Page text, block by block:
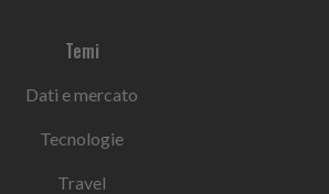
Temi
Dati e mercato
Tecnologie
Travel